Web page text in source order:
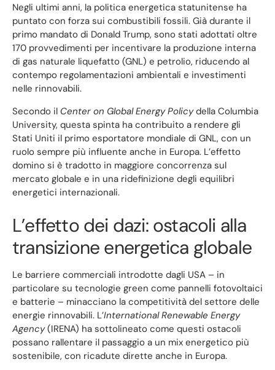
Negli ultimi anni, la politica energetica statunitense ha
puntato con forza sui combustibili fossili. Già durante il
primo mandato di Donald Trump, sono stati adottati oltre
170 provvedimenti per incentivare la produzione interna
di gas naturale liquefatto (GNL) e petrolio, riducendo al
contempo regolamentazioni ambientali e investimenti
nelle rinnovabili.
Secondo il Center on Global Energy Policydella Columbia
University, questa spinta ha contribuito a rendere gli
Stati Uniti il primo esportatore mondiale di GNL, con un
ruolo sempre più influente anche in Europa. L’effetto
domino si è tradotto in maggiore concorrenza sul
mercato globale e in una ridefinizione degli equilibri
energetici internazionali.
L’effetto dei dazi: ostacoli alla
transizione energetica globale
Le barriere commerciali introdotte dagli USA – in
particolare su tecnologie green come pannelli fotovoltaici
e batterie – minacciano la competitività del settore delle
energie rinnovabili. L’International Renewable Energy
Agency(IRENA) ha sottolineato come questi ostacoli
possano rallentare il passaggio a un mix energetico più
sostenibile, con ricadute dirette anche in Europa.